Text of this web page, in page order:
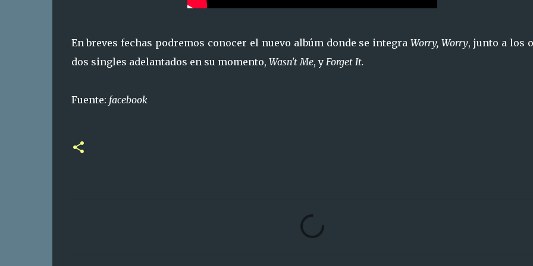
En breves fechas podremos conocer el nuevo albúm donde se integraWorry, Worry, junto a los
dos singles adelantados en su momento, Wasn't Me, y Forget It.
Fuente: facebook